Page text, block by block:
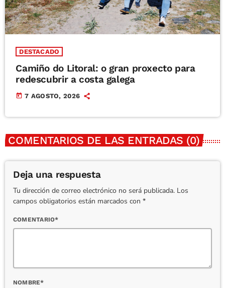
DESTACADO
Camiño do Litoral: o gran proxecto para
redescubrir a costa galega
today 7 AGOSTO, 2026
COMENTARIOS DE LAS ENTRADAS (0)
Deja una respuesta
Tu dirección de correo electrónico no será publicada. Los
campos obligatorios están marcados con *
COMENTARIO*
NOMBRE*